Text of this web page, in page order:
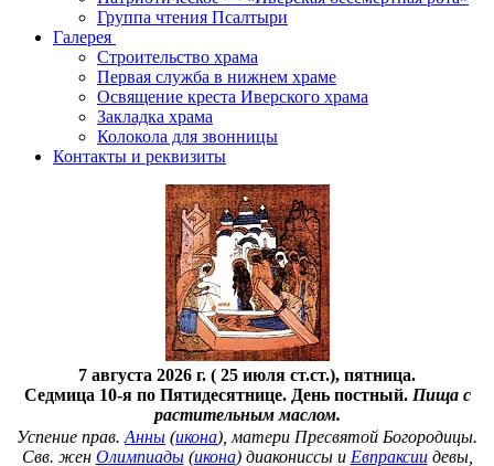
Группа чтения Псалтыри
Галерея
Строительство храма
Первая служба в нижнем храме
Освящение креста Иверского храма
Закладка храма
Колокола для звонницы
Контакты и реквизиты
7 августа 2026 г. ( 25 июля ст.ст.), пятница.
Седмица 10-я по Пятидесятнице. День постный. Пища с
растительным маслом.
Успение прав. Анны (икона), матери Пресвятой Богородицы.
Свв. жен Олимпиады(икона) диакониссы и Евпраксиидевы,